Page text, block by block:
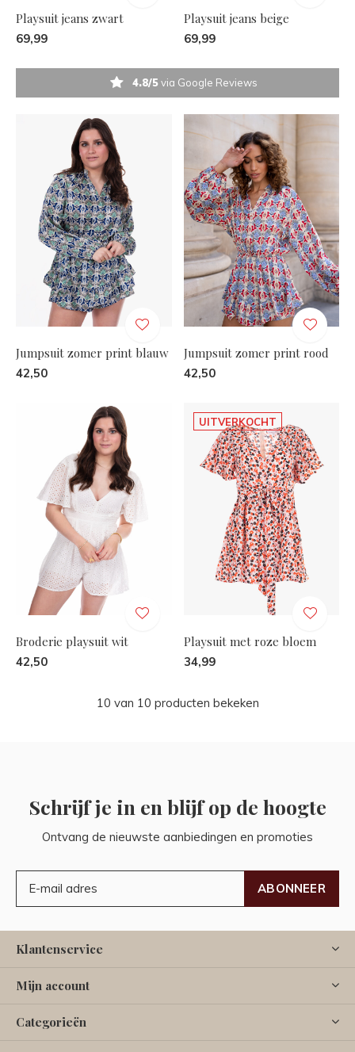
Playsuit jeans zwart
69,99
Playsuit jeans beige
69,99
4.8/5via Google Reviews
Jumpsuit zomer print blauw
42,50
Jumpsuit zomer print rood
42,50
Broderie playsuit wit
42,50
UITVERKOCHT
Playsuit met roze bloem
34,99
10 van 10 producten bekeken
Schrijf je in en blijf op de hoogte
Ontvang de nieuwste aanbiedingen en promoties
ABONNEER
Klantenservice
Mijn account
Categorieën